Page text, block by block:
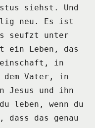
siehst.
Und
neu.
Es ist
seufzt unter
ein Leben,
das
in
Vater,
in
Jesus
und ihn
leben,
wenn du
dass das genau